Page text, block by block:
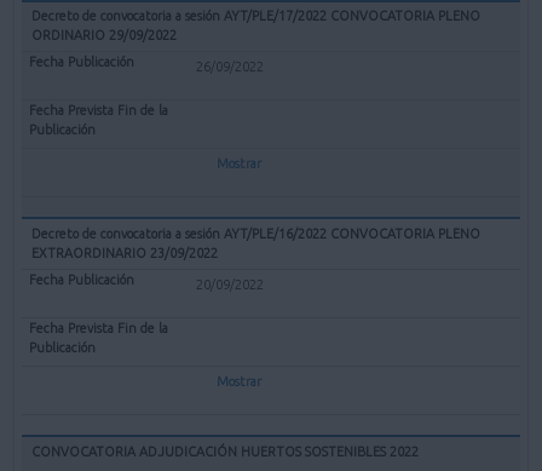
Decreto de convocatoria a sesión AYT/PLE/17/2022 CONVOCATORIA PLENO
ORDINARIO 29/09/2022
26/09/2022
Mostrar
Decreto de convocatoria a sesión AYT/PLE/16/2022 CONVOCATORIA PLENO
EXTRAORDINARIO 23/09/2022
20/09/2022
Mostrar
CONVOCATORIA ADJUDICACIÓN HUERTOS SOSTENIBLES 2022